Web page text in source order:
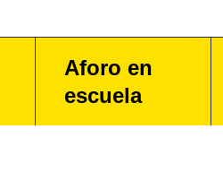
Aforo en
escuela